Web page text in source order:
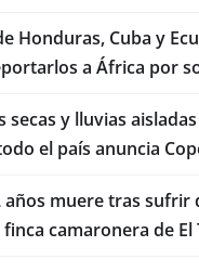
Honduras, Cuba y
a África por
secas y lluvias
el país anuncia
años muere tras sufrir
camaronera de